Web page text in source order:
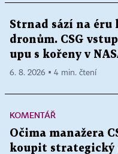
Strnad sází na
dronům. CSG
upu s kořeny v
6. 8. 2026 ▪ 4 min. čtení
KOMENTÁŘ
Očima manažera
koupit strategický